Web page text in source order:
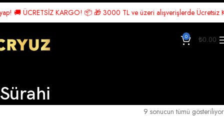
KARGO! 📦 🎁 3000 TL ve üzeri alışverişlerde Ücretsiz Kargo! 🎉
0 ₺0.00
Sürahi
9 sonucun tümü gösteriliyor